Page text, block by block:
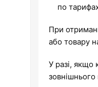
по
При
або товару
У разі, якщо